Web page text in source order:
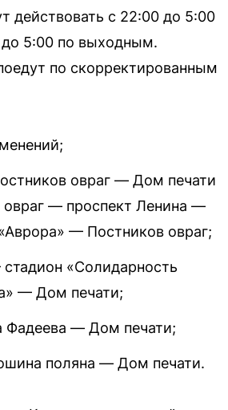
действовать с 22:00 до 5:00
до 5:00 по выходным.
по скорректированным
овраг — Дом печати
— проспект Ленина —
— Постников овраг;
«Солидарность
— Дом печати;
— Дом печати;
поляна — Дом печати.